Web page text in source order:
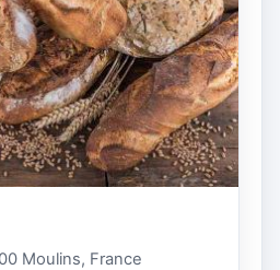
Moulins, France